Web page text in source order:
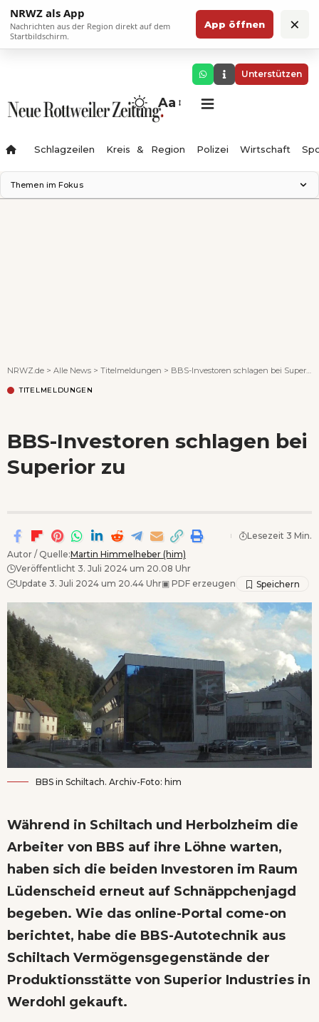
NRWZ als App
Nachrichten aus der Region direkt auf dem
Startbildschirm.
App öffnen ×
Unterstützen
Aa
Schlagzeilen Kreis & Region Polizei Wirtschaft
Themen im Fokus
NRWZ.de > Alle News > Titelmeldungen > BBS-Investoren schlagen bei Superior zu
TITELMELDUNGEN
BBS-Investoren schlagen bei
Superior zu
Autor / Quelle:Martin Himmelheber (him)
Veröffentlicht 3. Juli 2024 um 20.08 Uhr
Update 3. Juli 2024 um 20.44 Uhr▣ PDF erzeugen
Lesezeit 3 Min.
BBS in Schiltach. Archiv-Foto: him
Während in Schiltach und Herbolzheim die
Arbeiter von BBS auf ihre Löhne warten,
haben sich die beiden Investoren im Raum
Lüdenscheid erneut auf Schnäppchenjagd
begeben. Wie das online-Portal come-on
berichtet, habe die BBS-Autotechnik aus
Schiltach Vermögensgegenstände der
Produktionsstätte von Superior Industries in
Werdohl gekauft.